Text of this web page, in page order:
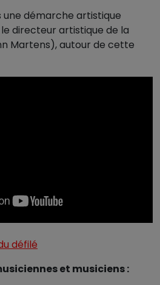
une démarche artistique
directeur artistique de la
Martens), autour de cette
défilé
et musiciens :